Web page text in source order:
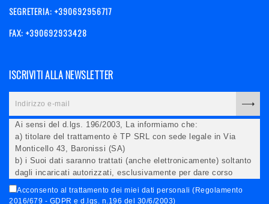
SEGRETERIA: +390692956717
FAX: +390692933428
ISCRIVITI ALLA NEWSLETTER
Ai sensi del d.lgs. 196/2003, La informiamo che:
a) titolare del trattamento è TP SRL con sede legale in Via
Monticello 43, Baronissi (SA)
b) i Suoi dati saranno trattati (anche elettronicamente) soltanto
dagli incaricati autorizzati, esclusivamente per dare corso
all'invio della newsletter e per l'invio (anche via email) di
informazioni relative alle iniziative del Titolare;
Acconsento al trattamento dei miei dati personali (Regolamento
2016/679 - GDPR e d.lgs. n.196 del 30/6/2003)